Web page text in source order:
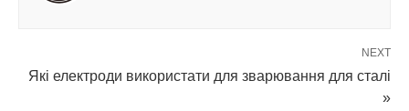
NEXT
Які електроди використати для зварювання для сталі
»